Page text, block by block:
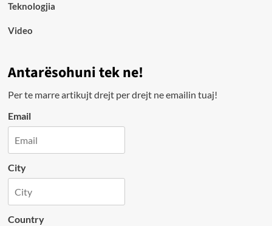
Teknologjia
Video
Antarësohuni tek ne!
Per te marre artikujt drejt per drejt ne emailin tuaj!
Email
City
Country